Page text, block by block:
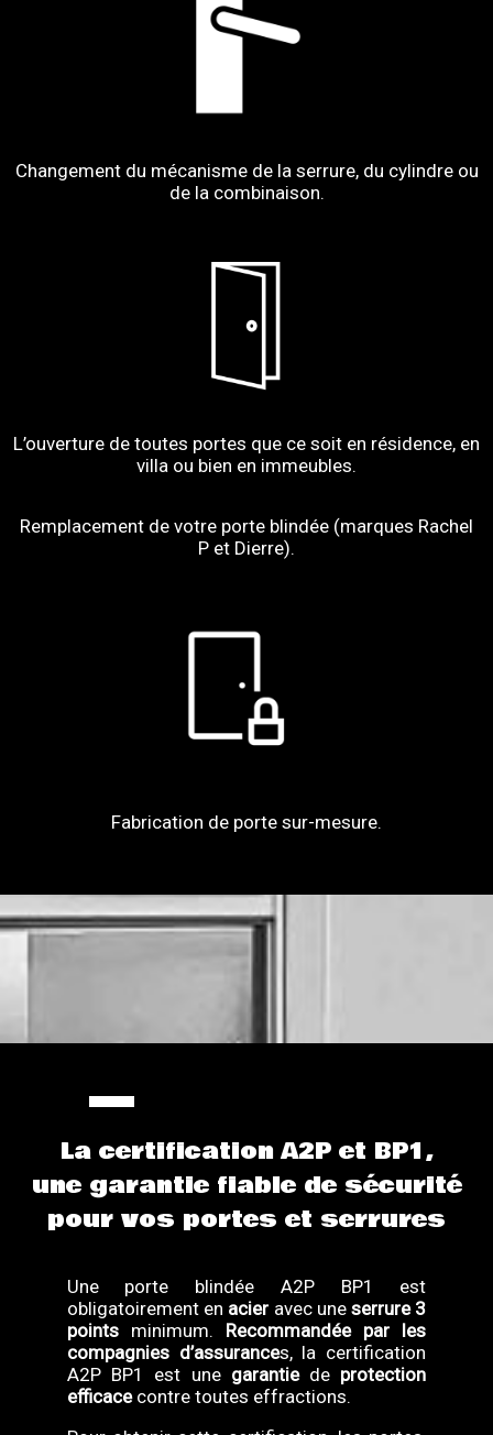
Changement du mécanisme de la serrure, du cylindre ou
de la combinaison.
L’ouverture de toutes portes que ce soit en résidence, en
villa ou bien en immeubles.
Remplacement de votre porte blindée (marques Rachel
P et Dierre).
Fabrication de porte sur-mesure.
La certification A2P et BP1,
une garantie fiable de sécurité
pour vos portes et serrures
Une porte blindée A2P BP1 est
obligatoirement en acier avec une serrure 3
pointsminimum. Recommandée par les
compagnies d’assurances, la certification
A2P BP1 est une garantiede protection
efficacecontre toutes effractions.